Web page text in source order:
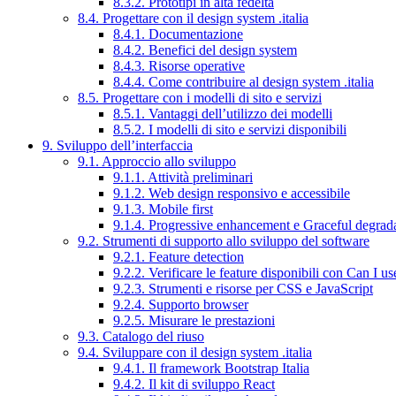
8.4. Progettare con il design system .italia
8.4.1. Documentazione
8.4.2. Benefici del design system
8.4.3. Risorse operative
8.4.4. Come contribuire al design system .italia
8.5. Progettare con i modelli di sito e servizi
8.5.1. Vantaggi dell’utilizzo dei modelli
8.5.2. I modelli di sito e servizi disponibili
9. Sviluppo dell’interfaccia
9.1. Approccio allo sviluppo
9.1.1. Attività preliminari
9.1.2. Web design responsivo e accessibile
9.1.3. Mobile first
9.1.4. Progressive enhancement e Graceful
9.2. Strumenti di supporto allo sviluppo del software
9.2.1. Feature detection
9.2.2. Verificare le feature disponibili con Can I
9.2.3. Strumenti e risorse per CSS e JavaScript
9.2.4. Supporto browser
9.2.5. Misurare le prestazioni
9.3. Catalogo del riuso
9.4. Sviluppare con il design system .italia
9.4.1. Il framework Bootstrap Italia
9.4.2. Il kit di sviluppo React